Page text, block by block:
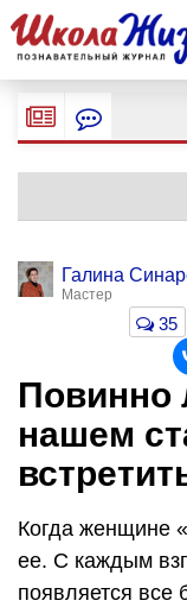
Галина
Мастер
35
Повинно
нашем
Когда женщине
ее. С каждым
появляется